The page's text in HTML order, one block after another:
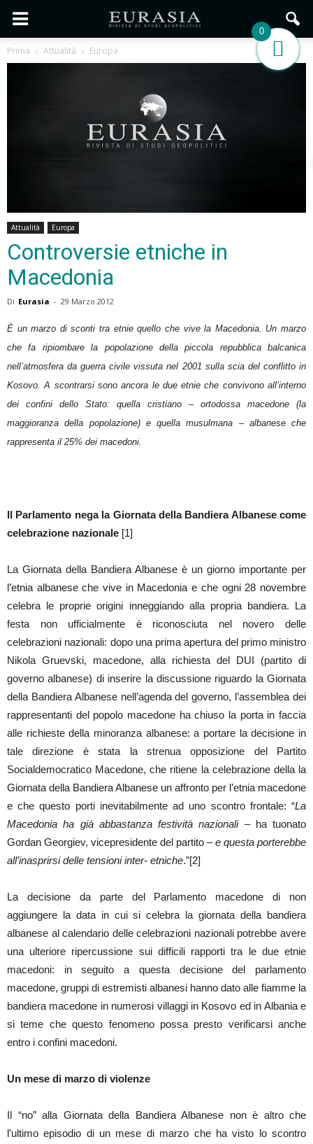
Prima Attualità Europa
Attualità Europa
Controversie etniche in
Macedonia
Di Eurasia - 29 Marzo 2012
È un marzo di sconti tra etnie quello che vive la Macedonia. Un marzo
che fa ripiombare la popolazione della piccola repubblica balcanica
nell’atmosfera da guerra civile vissuta nel 2001 sulla scia del conflitto in
Kosovo. A scontrarsi sono ancora le due etnie che convivono all’interno
dei confini dello Stato: quella cristiano – ortodossa macedone (la
maggioranza della popolazione) e quella musulmana – albanese che
rappresenta il 25% dei macedoni.
Il Parlamento nega la Giornata della Bandiera Albanese come
celebrazione nazionale [1]
La Giornata della Bandiera Albanese è un giorno importante per
l’etnia albanese che vive in Macedonia e che ogni 28 novembre
celebra le proprie origini inneggiando alla propria bandiera. La
festa non ufficialmente è riconosciuta nel novero delle
celebrazioni nazionali: dopo una prima apertura del primo ministro
Nikola Gruevski, macedone, alla richiesta del DUI (partito di
governo albanese) di inserire la discussione riguardo la Giornata
della Bandiera Albanese nell’agenda del governo, l’assemblea dei
rappresentanti del popolo macedone ha chiuso la porta in faccia
alle richieste della minoranza albanese: a portare la decisione in
tale direzione è stata la strenua opposizione del Partito
Socialdemocratico Macedone, che ritiene la celebrazione della la
Giornata della Bandiera Albanese un affronto per l’etnia macedone
e che questo porti inevitabilmente ad uno scontro frontale: “La
Macedonia ha già abbastanza festività nazionali– ha tuonato
Gordan Georgiev, vicepresidente del partito –e questa porterebbe
all’inasprirsi delle tensioni inter- etniche.”[2]
La decisione da parte del Parlamento macedone di non
aggiungere la data in cui si celebra la giornata della bandiera
albanese al calendario delle celebrazioni nazionali potrebbe avere
una ulteriore ripercussione sui difficili rapporti tra le due etnie
macedoni: in seguito a questa decisione del parlamento
macedone, gruppi di estremisti albanesi hanno dato alle fiamme la
bandiera macedone in numerosi villaggi in Kosovo ed in Albania e
si teme che questo fenomeno possa presto verificarsi anche
entro i confini macedoni.
Un mese di marzo di violenze
Il “no” alla Giornata della Bandiera Albanese non è altro che
l’ultimo episodio di un mese di marzo che ha visto lo scontro
0